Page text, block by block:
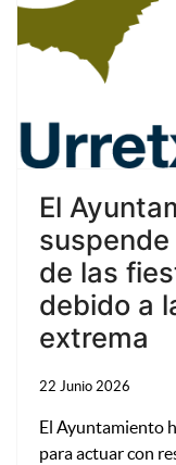
El
de las
debido a
extrema
22 Junio 2026
El Ayuntamiento
para actuar con